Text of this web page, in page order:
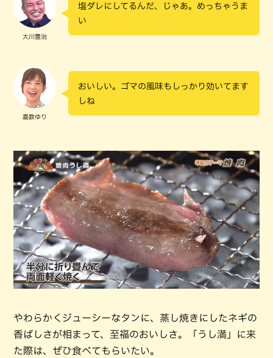
大川豊治
塩ダレにしてるんだ、じゃあ。めっちゃうま
い
嘉数ゆり
おいしい。ゴマの風味もしっかり効いてます
しね
やわらかくジューシーなタンに、蒸し焼きにしたネギの
香ばしさが相まって、至福のおいしさ。「うし満」に来
た際は、ぜひ食べてもらいたい。